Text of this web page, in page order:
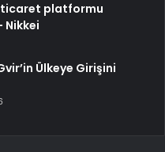
ticaret platformu
Nikkei
Ülkeye Girişini